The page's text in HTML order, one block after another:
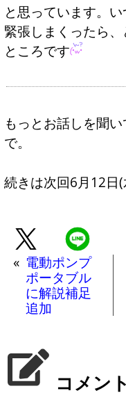
と思っています。
緊張しまくったら
ところです
もっとお話しを聞
で。
続きは次回6月12日
« 電動ポンプ
ポータブル
に解説補足
追加
コメント